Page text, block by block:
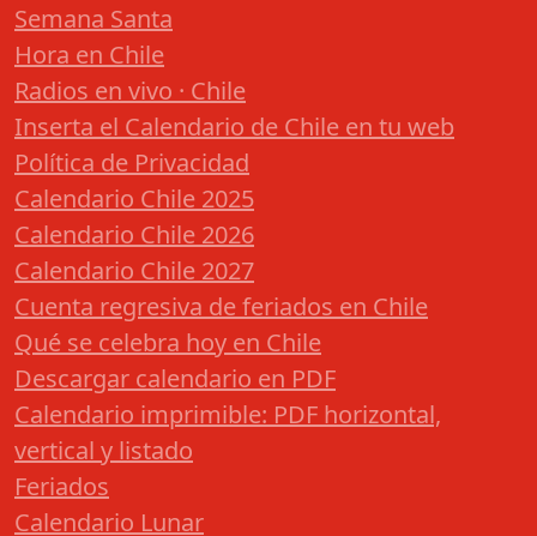
Semana Santa
Hora en Chile
Radios en vivo · Chile
Inserta el Calendario de Chile en tu web
Política de Privacidad
Calendario Chile 2025
Calendario Chile 2026
Calendario Chile 2027
Cuenta regresiva de feriados en Chile
Qué se celebra hoy en Chile
Descargar calendario en PDF
Calendario imprimible: PDF horizontal,
vertical y listado
Feriados
Calendario Lunar